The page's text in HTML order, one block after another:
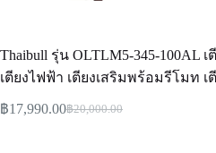
Thaibull รุ่น OLTLM5-345-100AL
เตียงไฟฟ้า เตียงเสริมพร้อมรีโมท เ
฿20,000.00
฿17,990.00